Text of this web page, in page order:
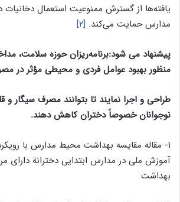
یافته‌ها از گسترش ممنوعیت استعمال دخانیات
مدارس حمایت می‌کند. [۲]
پیشنهاد می شود:برنامه‌ریزان حوزه سلامت،
منظور بهبود عوامل فردی و محیطی مؤثر در
طراحی و اجرا نمایند تا بتوانند مصرف سیگار و
نوجوانان خصوصاً دختران کاهش دهند.
۱- مقاله مقایسه بهداشت محیط مدارس با
آموزش ملی در مدارس ابتدایی دخترانة دارای
بهداشت